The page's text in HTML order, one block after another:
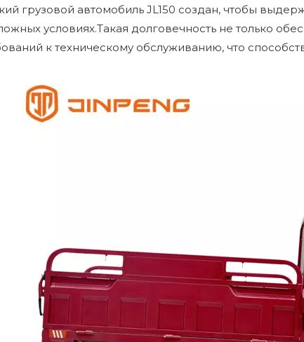
грузовой автомобиль JL150 создан, чтобы
условиях.Такая долговечность не только
к техническому обслуживанию, что